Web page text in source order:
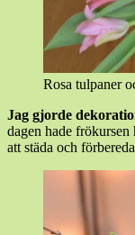
Rosa tulpaner
Jag gjorde
dagen hade
att städa och